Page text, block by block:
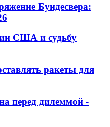
Бундесвера:
США и судьбу
ракеты для
перед дилеммой -